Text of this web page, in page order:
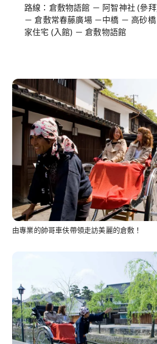
路線：倉敷物語館 － 阿智神社 (參
－ 倉敷常春藤廣場 －中橋 － 高砂
家住宅 (入館) － 倉敷物語館
由專業的帥哥車伕帶領走訪美麗的倉敷！